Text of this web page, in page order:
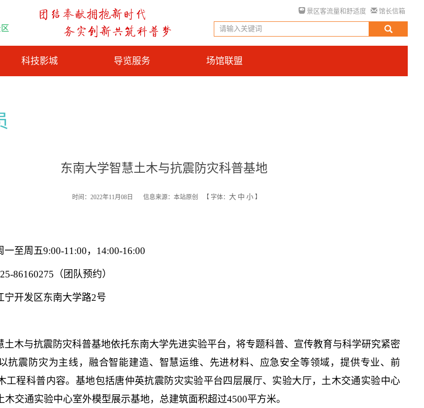
景区客流量和舒适度 馆长信箱
科技影城 导览服务 场馆联盟
东南大学智慧土木与抗震防灾科普基地
时间：2022年11月08日 信息来源：本站原创 【 字体： 大 中 小 】
一至周五9:00-11:00，14:00-16:00
86160275（团队预约）
宁开发区东南大学路2号
土木与抗震防灾科普基地依托东南大学先进实验平台，将专题科普、宣传教育与科学研究紧密
抗震防灾为主线，融合智能建造、智慧运维、先进材料、应急安全等领域，提供专业、前
工程科普内容。基地包括唐仲英抗震防灾实验平台四层展厅、实验大厅，土木交通实验中心
木交通实验中心室外模型展示基地，总建筑面积超过4500平方米。